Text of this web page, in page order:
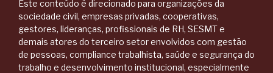
Este conteúdo é direcionado para organizações da
sociedade civil, empresas privadas, cooperativas,
gestores, lideranças, profissionais de RH, SESMT e
demais atores do terceiro setor envolvidos com gestão
de pessoas, compliance trabalhista, saúde e segurança do
trabalho e desenvolvimento institucional, especialmente